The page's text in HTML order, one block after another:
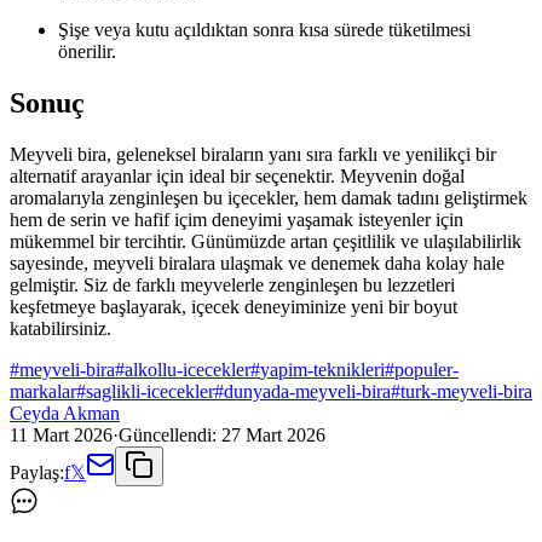
Şişe veya kutu açıldıktan sonra kısa sürede tüketilmesi
önerilir.
Sonuç
Meyveli bira, geleneksel biraların yanı sıra farklı ve yenilikçi bir
alternatif arayanlar için ideal bir seçenektir. Meyvenin doğal
aromalarıyla zenginleşen bu içecekler, hem damak tadını geliştirmek
hem de serin ve hafif içim deneyimi yaşamak isteyenler için
mükemmel bir tercihtir. Günümüzde artan çeşitlilik ve ulaşılabilirlik
sayesinde, meyveli biralara ulaşmak ve denemek daha kolay hale
gelmiştir. Siz de farklı meyvelerle zenginleşen bu lezzetleri
keşfetmeye başlayarak, içecek deneyiminize yeni bir boyut
katabilirsiniz.
#meyveli-bira#alkollu-icecekler#yapim-teknikleri#populer-
markalar#saglikli-icecekler#dunyada-meyveli-bira#turk-meyveli-bira
Ceyda Akman
11 Mart 2026·Güncellendi: 27 Mart 2026
Paylaş:f𝕏